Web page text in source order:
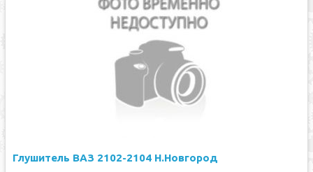
Глушитель ВАЗ 2102-2104 Н.Новгород